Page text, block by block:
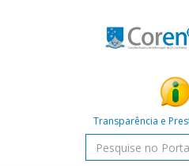
Transparência e